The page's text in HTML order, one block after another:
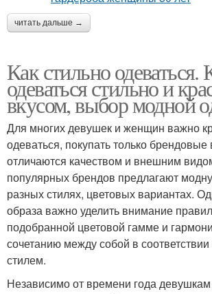
читать дальше →
Как стильно одеваться.
одеваться стильно и
вкусом, выбор модной
Для многих девушек и женщин важно
одеваться, покупать только
отличаются качеством и внешним
популярных брендов предлагают
разных стилях, цветовых вариантах.
образа важно уделить внимание
подобранной цветовой гамме и
сочетанию между собой в
стилем.
Независимо от времени года девушкам